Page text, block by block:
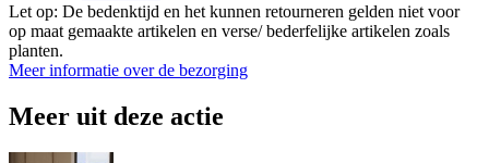
Let op: De bedenktijd en het kunnen retourneren gelden niet voor
op maat gemaakte artikelen en verse/ bederfelijke artikelen zoals
planten.
Meer informatie over de bezorging
Meer uit deze actie